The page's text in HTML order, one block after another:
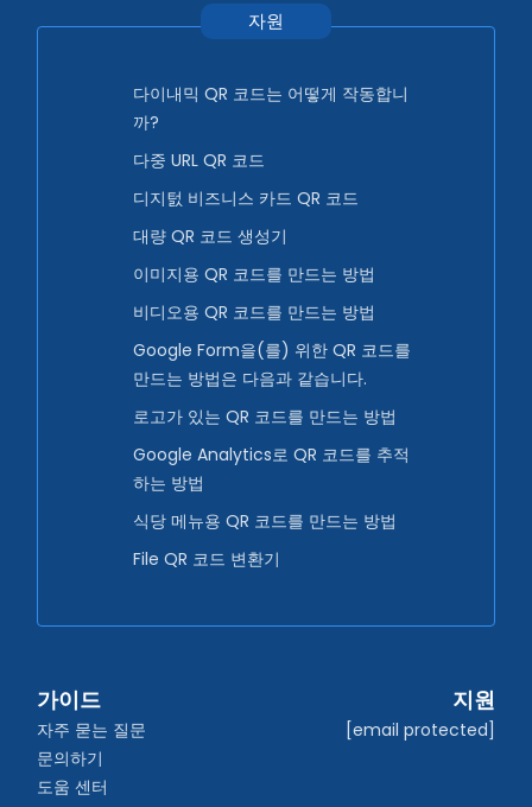
자원
다이내믹 QR 코드는 어떻게 작동합니
까?
다중 URL QR 코드
디지턼 비즈니스 카드 QR 코드
대량 QR 코드 생성기
이미지용 QR 코드를 만드는 방법
비디오용 QR 코드를 만드는 방법
Google Form을(를) 위한 QR 코드를
만드는 방법은 다음과 같습니다.
로고가 있는 QR 코드를 만드는 방법
Google Analytics로 QR 코드를 추적
하는 방법
식당 메뉴용 QR 코드를 만드는 방법
File QR 코드 변환기
가이드
자주 묻는 질문
문의하기
도움 센터
지원
[email protected]